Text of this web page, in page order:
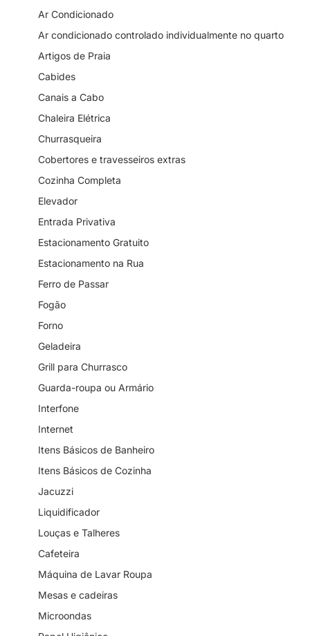
Ar Condicionado
Ar condicionado controlado individualmente no quarto
Artigos de Praia
Cabides
Canais a Cabo
Chaleira Elétrica
Churrasqueira
Cobertores e travesseiros extras
Cozinha Completa
Elevador
Entrada Privativa
Estacionamento Gratuito
Estacionamento na Rua
Ferro de Passar
Fogão
Forno
Geladeira
Grill para Churrasco
Guarda-roupa ou Armário
Interfone
Internet
Itens Básicos de Banheiro
Itens Básicos de Cozinha
Jacuzzi
Liquidificador
Louças e Talheres
Cafeteira
Máquina de Lavar Roupa
Mesas e cadeiras
Microondas